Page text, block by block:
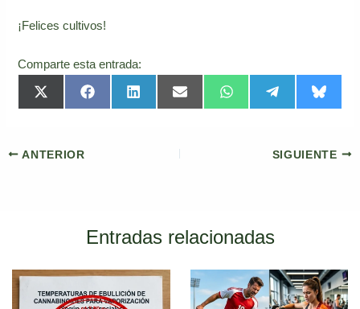
¡Felices cultivos!
Comparte esta entrada:
Compartir
en
X
(
t
Compartir
en
F
a
Compartir
en
L
i
Compartir
en
E
m
Compartir
en
W
h
Compartir
en
e
r
en
B
l
k
ANTERIOR SIGUIENTE
Entradas relacionadas